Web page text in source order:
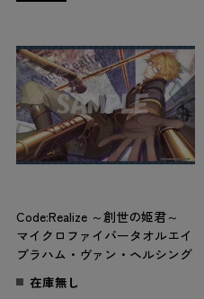
Code:Realize ～創世の姫君～
マイクロファイバータオルエイ
ブラハム・ヴァン・ヘルシング
在庫無し